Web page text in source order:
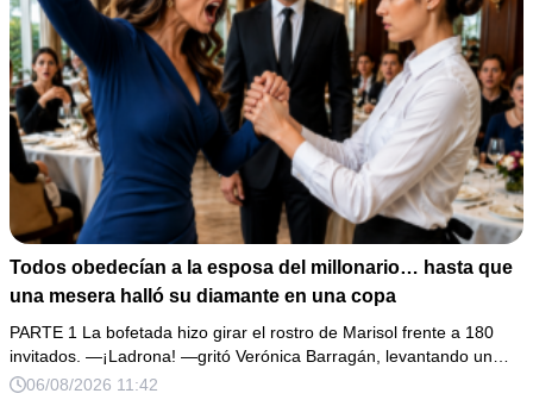
Todos obedecían a la esposa del millonario… hasta que
una mesera halló su diamante en una copa
PARTE 1 La bofetada hizo girar el rostro de Marisol frente a 180
invitados. —¡Ladrona! —gritó Verónica Barragán, levantando un…
06/08/2026 11:42